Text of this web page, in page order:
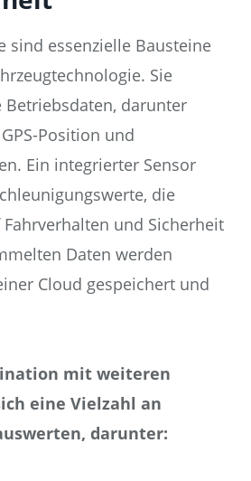
sind essenzielle Bausteine
Sie
Betriebsdaten, darunter
Position und
Ein integrierter Sensor
die
Fahrverhalten und Sicherheit
Daten werden
Cloud gespeichert und
mit weiteren
eine Vielzahl an
darunter: